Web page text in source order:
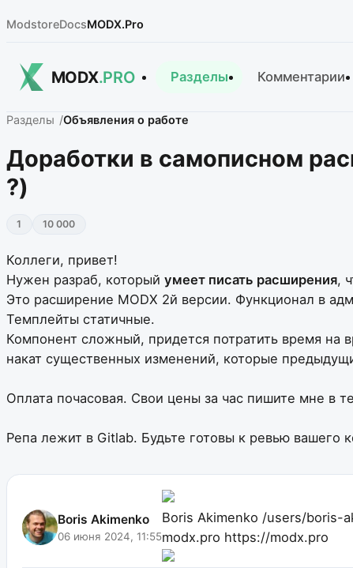
ModstoreDocsMODX.Pro
MODX.PRO Разделы Комментарии
Разделы Объявления о работе
Доработки в самописном
?)
1 10 000
Коллеги, привет!
Нужен разраб, который умеет писать расширения,
Это расширение MODX 2й версии. Функционал в
Темплейты статичные.
Компонент сложный, придется потратить время на
накат существенных изменений, которые
Оплата почасовая. Свои цены за час пишите мне в
Репа лежит в Gitlab. Будьте готовы к ревью вашего
Boris Akimenko
06 июня 2024, 11:55
Boris Akimenko /users/boris-
modx.pro https://modx.pro